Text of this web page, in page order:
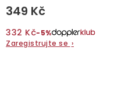
349 Kč
332 Kč−5%
Zaregistrujte se ›